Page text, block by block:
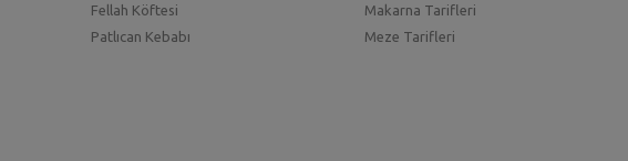
Fellah Köftesi
Patlıcan Kebabı
Makarna Tarifleri
Meze Tarifleri